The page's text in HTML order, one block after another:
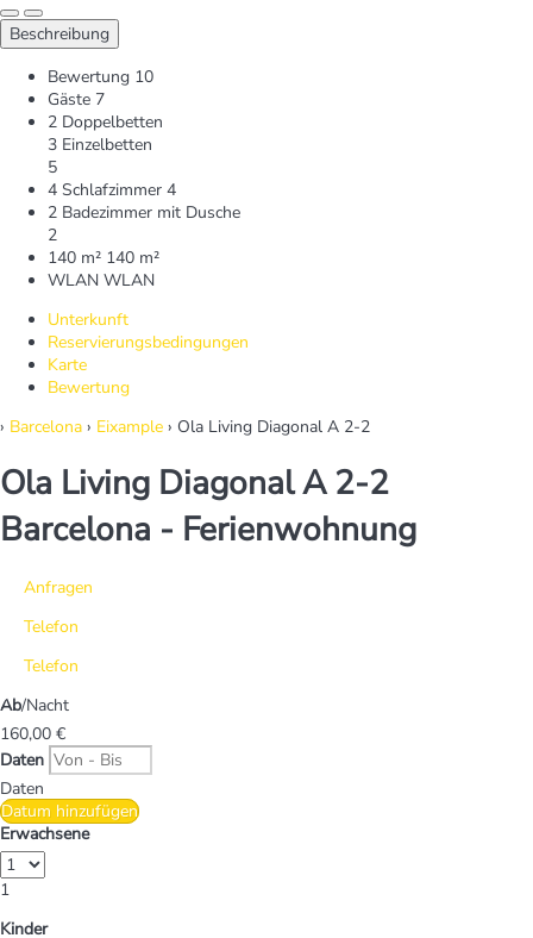
Beschreibung
Bewertung 10
Gäste 7
2 Doppelbetten
3 Einzelbetten
5
4 Schlafzimmer 4
2 Badezimmer mit Dusche
2
140 m² 140 m²
WLAN WLAN
Unterkunft
Reservierungsbedingungen
Karte
Bewertung
› Barcelona › Eixample › Ola Living Diagonal A 2-2
Ola Living Diagonal A 2-2
Barcelona - Ferienwohnung
Anfragen
Telefon
Telefon
Ab/Nacht
160,00 €
Daten
Daten
Datum hinzufügen
Erwachsene
1
Kinder